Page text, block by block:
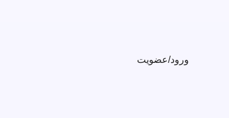
ورود/عضویت